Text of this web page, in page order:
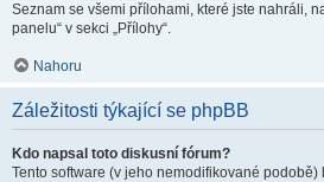
Seznam se všemi přílohami, které jste nahráli,
panelu“ v sekci „Přílohy“.
Nahoru
Záležitosti týkající se phpBB
Kdo napsal toto diskusní fórum?
Tento software (v jeho nemodifikované podobě)